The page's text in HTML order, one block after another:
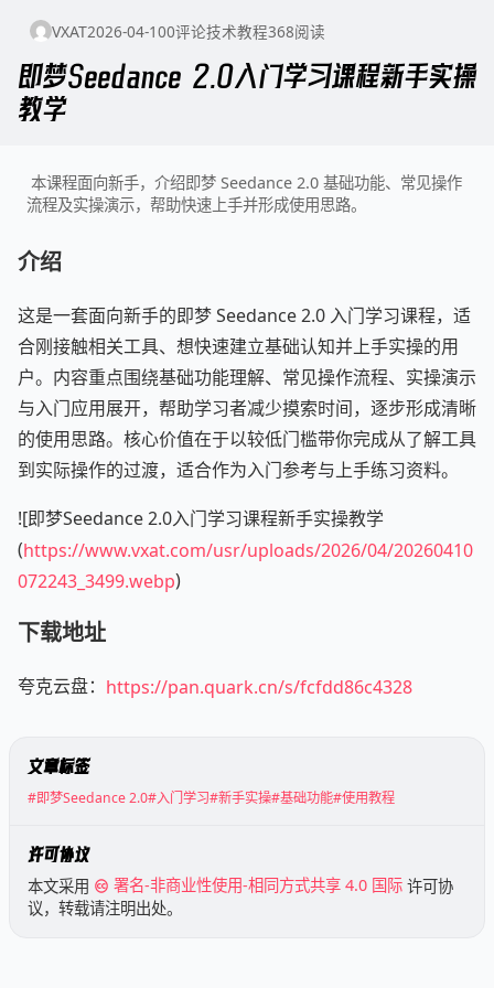
VXAT2026-04-100评论技术教程368阅读
即梦Seedance 2.0入门学习课程新手实操
教学
本课程面向新手，介绍即梦 Seedance 2.0 基础功能、常见操作
流程及实操演示，帮助快速上手并形成使用思路。
介绍
这是一套面向新手的即梦 Seedance 2.0 入门学习课程，适
合刚接触相关工具、想快速建立基础认知并上手实操的用
户。内容重点围绕基础功能理解、常见操作流程、实操演示
与入门应用展开，帮助学习者减少摸索时间，逐步形成清晰
的使用思路。核心价值在于以较低门槛带你完成从了解工具
到实际操作的过渡，适合作为入门参考与上手练习资料。
![即梦Seedance 2.0入门学习课程新手实操教学
(https://www.vxat.com/usr/uploads/2026/04/20260410
072243_3499.webp)
下载地址
夸克云盘： https://pan.quark.cn/s/fcfdd86c4328
文章标签
#即梦Seedance 2.0#入门学习#新手实操#基础功能#使用教程
许可协议
本文采用 署名-非商业性使用-相同方式共享 4.0 国际 许可协
议，转载请注明出处。